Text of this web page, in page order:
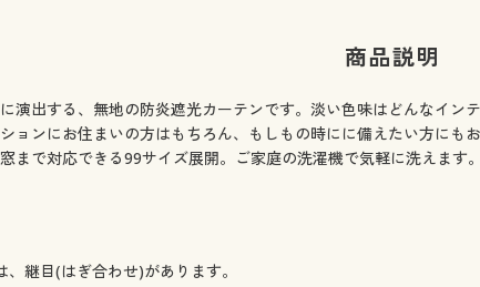
商品説明
演出する、無地の防炎遮光カーテンです。淡い色味はどんなイ
ョンにお住まいの方はもちろん、もしもの時にに備えたい方に
まで対応できる99サイズ展開。ご家庭の洗濯機で気軽に洗えます。
継目(はぎ合わせ)があります。